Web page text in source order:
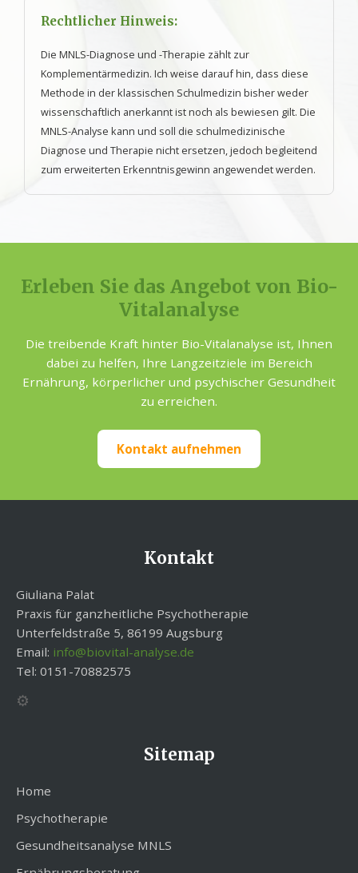
Rechtlicher Hinweis:
Die MNLS-Diagnose und -Therapie zählt zur
Komplementärmedizin. Ich weise darauf hin, dass diese
Methode in der klassischen Schulmedizin bisher weder
wissenschaftlich anerkannt ist noch als bewiesen gilt. Die
MNLS-Analyse kann und soll die schulmedizinische
Diagnose und Therapie nicht ersetzen, jedoch begleitend
zum erweiterten Erkenntnisgewinn angewendet werden.
Erleben Sie das Angebot von Bio-
Vitalanalyse
Die treibende Kraft hinter Bio-Vitalanalyse ist, Ihnen
dabei zu helfen, Ihre Langzeitziele im Bereich
Ernährung, körperlicher und psychischer Gesundheit
zu erreichen.
Kontakt aufnehmen
Kontakt
Giuliana Palat
Praxis für ganzheitliche Psychotherapie
Unterfeldstraße 5, 86199 Augsburg
Email: info@biovital-analyse.de
Tel: 0151-70882575
⚙️
Sitemap
Home
Psychotherapie
Gesundheitsanalyse MNLS